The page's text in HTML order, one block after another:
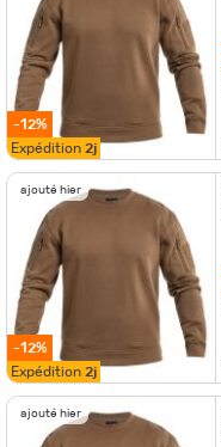
-12%
Expédition 2j
ajouté hier
-12%
Expédition 2j
ajouté hier